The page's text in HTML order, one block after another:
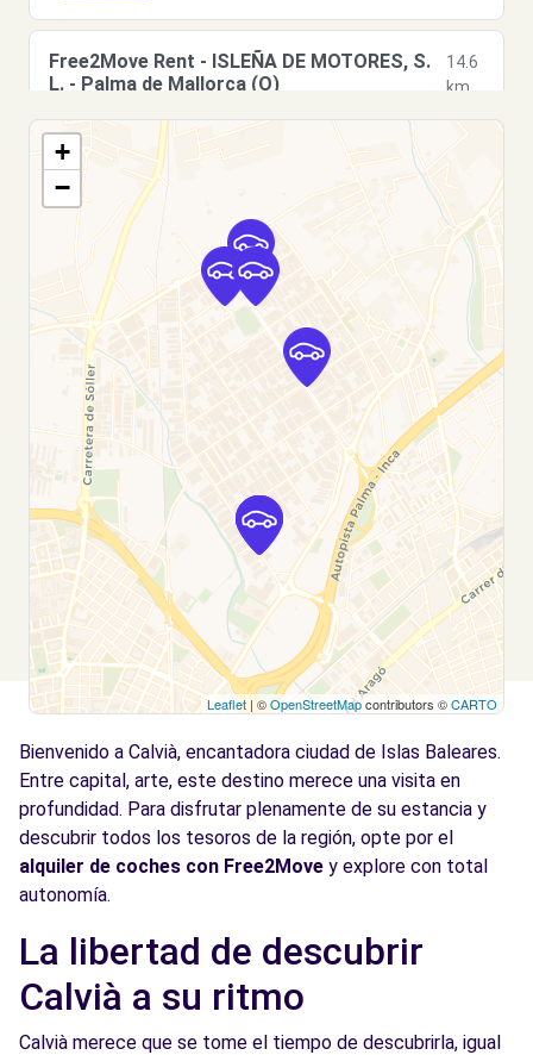
Free2Move Rent - ISLEÑA DE MOTORES, S.
L. - Palma de Mallorca (O)
14.6
km
Gran Via Asima
Palma de Mallorca, 07009
Ver agencia
Free2Move Rent - ISLEÑA DE MOTORES, S.
L. - Palma de Mallorca (P)
14.8
km
Gran Via Asima, 16 - 30
Palma de Mallorca, 7009
Ver agencia
Free2Move Rent - Auto Vidal Balear, S.L.U.
PALMA DE MALLORCA (AR)
14.8
km
CALLE GREMI DE FORNERS
PALMA DE MALLORCA, 07009
Ver agencia
Free2Move Rent - AUTOMOVILES COLL -
14.9
km
Gran Via Asima, 16
Palma de Mallorca, 7009
+
−
Leaflet | ©OpenStreetMapcontributors ©CARTO
Bienvenido a Calvià, encantadora ciudad de Islas Baleares.
Entre capital, arte, este destino merece una visita en
profundidad. Para disfrutar plenamente de su estancia y
descubrir todos los tesoros de la región, opte por el
alquiler de coches con Free2Move y explore con total
autonomía.
La libertad de descubrir
Calvià a su ritmo
Calvià merece que se tome el tiempo de descubrirla, igual